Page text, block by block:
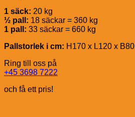
1 säck: 20 kg
½ pall: 18 säckar = 360 kg
1 pall: 33 säckar = 660 kg
Pallstorlek i cm: H170 x L120 x B80
Ring till oss på
+45 3698 7222
och få ett pris!